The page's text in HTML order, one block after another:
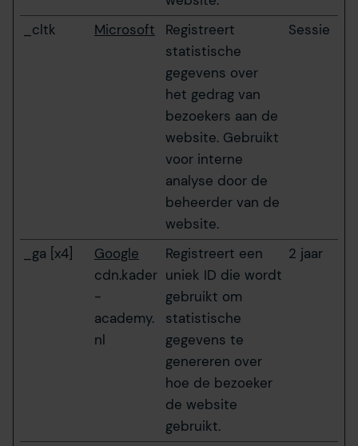
_cltk
Microsoft
Registreert
statistische
gegevens over
het gedrag van
bezoekers aan de
website. Gebruikt
voor interne
analyse door de
beheerder van de
website.
Sessie
_ga [x4]
Google
cdn.kader
-
academy.
nl
Registreert een
uniek ID die wordt
gebruikt om
statistische
gegevens te
genereren over
hoe de bezoeker
de website
gebruikt.
2 jaar